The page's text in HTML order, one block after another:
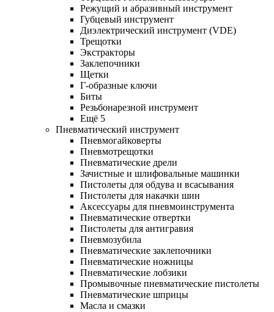
Режущий и абразивный инструмент
Губцевый инструмент
Диэлектрический инструмент (VDE)
Трещотки
Экстракторы
Заклепочники
Щетки
Г-образные ключи
Биты
Резьбонарезной инструмент
Ещё 5
Пневматический инструмент
Пневмогайковерты
Пневмотрещотки
Пневматические дрели
Зачистные и шлифовальные машинки
Пистолеты для обдува и всасывания
Пистолеты для накачки шин
Аксессуары для пневмоинструмента
Пневматические отвертки
Пистолеты для антигравия
Пневмозубила
Пневматические заклепочники
Пневматические ножницы
Пневматические лобзики
Промывочные пневматические пистолеты
Пневматические шприцы
Масла и смазки